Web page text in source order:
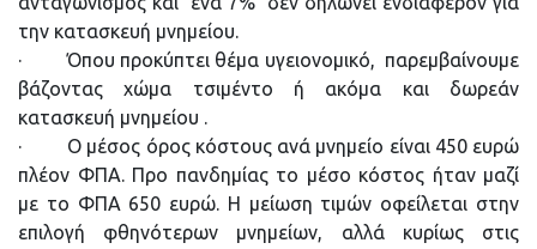
την κατασκευή μνημείου.
· Όπου προκύπτει θέμα υγειονομικό, παρεμβαίνουμε
βάζοντας χώμα τσιμέντο ή ακόμα και δωρεάν
κατασκευή μνημείου .
· Ο μέσος όρος κόστους ανά μνημείο είναι 450 ευρώ
πλέον ΦΠΑ. Προ πανδημίας το μέσο κόστος ήταν μαζί
με το ΦΠΑ 650 ευρώ. Η μείωση τιμών οφείλεται στην
επιλογή φθηνότερων μνημείων, αλλά κυρίως στις